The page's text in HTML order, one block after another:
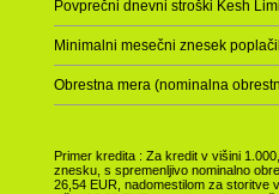
Povprečni dnevni stroški Kesh
Minimalni mesečni znesek
Obrestna mera (nominalna
Primer kredita : Za kredit v višini
znesku, s spremenljivo nominalno
26,54 EUR, nadomestilom za storitve